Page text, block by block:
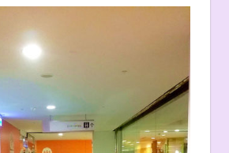
吃貨咖好友－卡卡姐難得休假，
事務到臺南來陪我run一下大吃大
不外乎一定要選擇all you can eat
離我公司最近距離的吃到飽餐
就是
【福豆屋－德安店
】
店】位於德安百貨的11樓，走出
到門口了…